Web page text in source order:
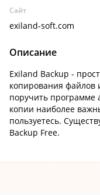
Сайт
exiland-soft.com
Описание
Exiland Backup -
копирования файлов
поручить программе
копии наиболее
пользуетесь.
Backup Free.